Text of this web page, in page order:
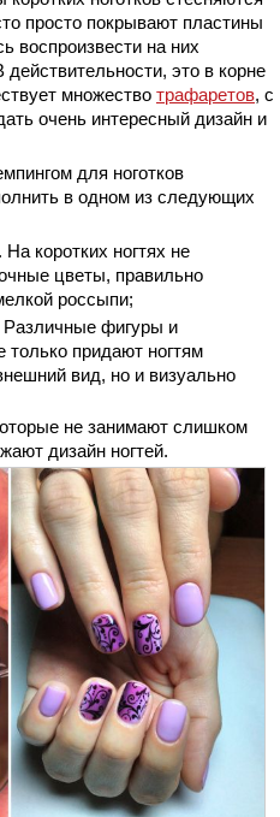
просто покрывают пластины
воспроизвести на них
это в корне
множество трафаретов, с
очень интересный дизайн и
для ноготков
в одном из следующих
коротких ногтях не
цветы, правильно
россыпи;
Различные фигуры и
только придают ногтям
вид, но и визуально
не занимают слишком
дизайн ногтей.